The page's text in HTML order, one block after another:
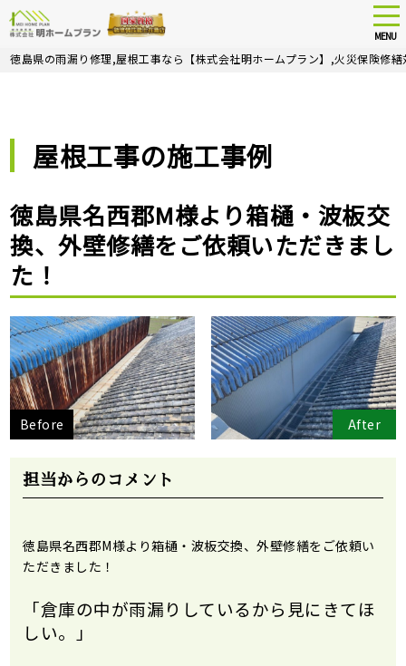
Skip
MENU
徳島県の雨漏り修理,屋根工事なら【株式会社明ホームプラン】,火災保険修繕
屋根工事の施工事例
徳島県名西郡M様より箱樋・波板交
換、外壁修繕をご依頼いただきまし
た！
Before After
担当からのコメント
徳島県名西郡M様より箱樋・波板交換、外壁修繕をご依頼い
ただきました！
「倉庫の中が雨漏りしているから見にきてほ
しい。」